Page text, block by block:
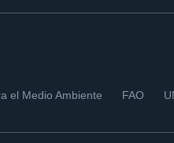
el Medio Ambiente FAO